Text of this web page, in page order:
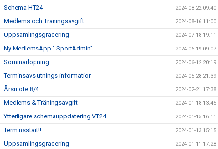
Schema HT24 2024-08-22 09:40
Medlems och Träningsavgift 2024-08-16 11:00
Uppsamlingsgradering 2024-07-18 19:11
Ny MedlemsApp " SportAdmin" 2024-06-19 09:07
Sommarlöpning 2024-06-12 20:19
Terminsavslutnings information 2024-05-28 21:39
Årsmöte 8/4 2024-02-21 17:38
Medlems & Träningsavgift 2024-01-18 13:45
Ytterligare schemauppdatering VT24 2024-01-15 16:11
Terminsstart!! 2024-01-13 15:15
Uppsamlingsgradering 2024-01-11 17:28